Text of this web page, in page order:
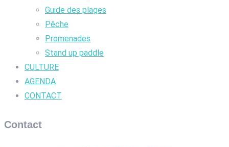
Guide des plages
Pêche
Promenades
Stand up paddle
CULTURE
AGENDA
CONTACT
Contact